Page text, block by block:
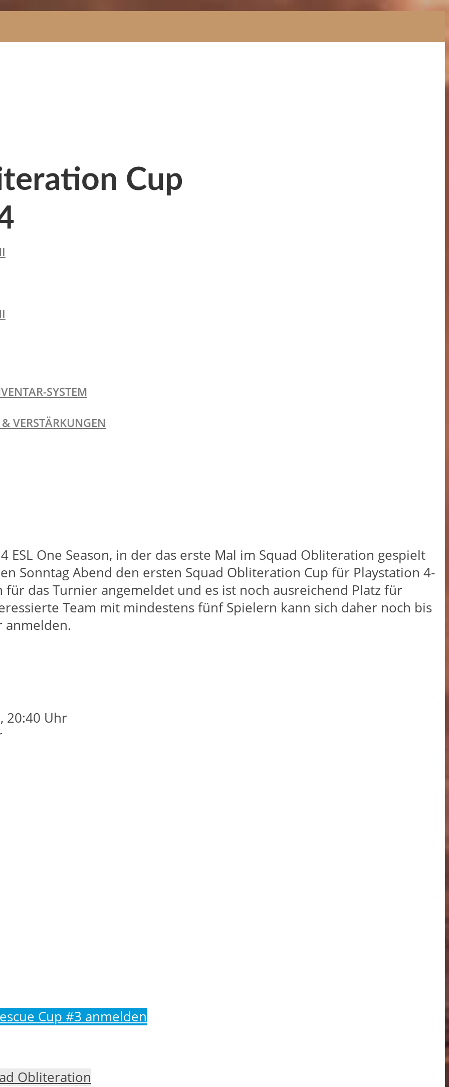
SYSTEM
VERSTÄRKUNGEN
Cup
One Season, in der das erste Mal im Squad Obliteration gespielt
Sonntag Abend den ersten Squad Obliteration Cup für Playstation 4-
für das Turnier angemeldet und es ist noch ausreichend Platz für
Team mit mindestens fünf Spielern kann sich daher noch bis
anmelden.
20:40 Uhr
Cup #3 anmelden
Obliteration